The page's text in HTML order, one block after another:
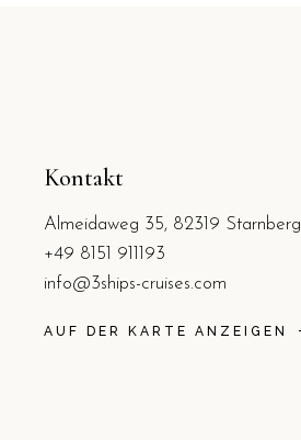
Kontakt
Almeidaweg 35, 82319 Starnberg
+49 8151 911193
info@3ships-cruises.com
AUF DER KARTE ANZEIGEN